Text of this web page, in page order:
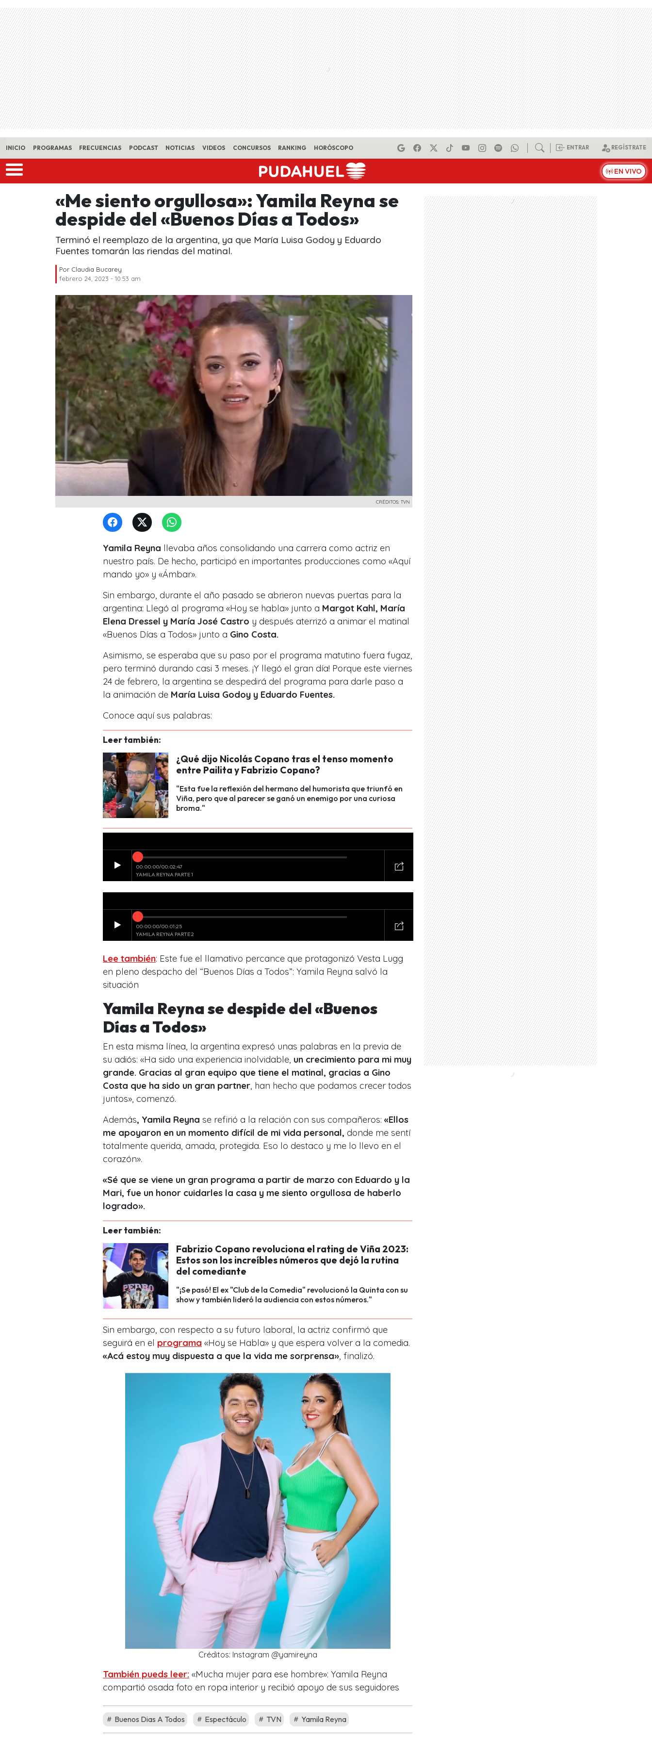
Skip to main content
INICIO PROGRAMAS FRECUENCIAS PODCAST NOTICIAS VIDEOS CONCURSOS RANKING HORÓSCOPO ENTRAR REGÍSTRATE
EN VIVO
«Me siento orgullosa»: Yamila Reyna se
despide del «Buenos Días a Todos»
Terminó el reemplazo de la argentina, ya que María Luisa Godoy y Eduardo
Fuentes tomarán las riendas del matinal.
Por Claudia Bucarey
febrero 24, 2023 - 10:53 am
CRÉDITOS: TVN
Yamila Reyna llevaba años consolidando una carrera como actriz en
nuestro país. De hecho, participó en importantes producciones como «Aquí
mando yo» y «Ámbar».
Sin embargo, durante el año pasado se abrieron nuevas puertas para la
argentina: Llegó al programa «Hoy se habla» junto a Margot Kahl, María
Elena Dressel y María José Castro y después aterrizó a animar el matinal
«Buenos Días a Todos» junto a Gino Costa.
Asimismo, se esperaba que su paso por el programa matutino fuera fugaz,
pero terminó durando casi 3 meses. ¡Y llegó el gran día! Porque este viernes
24 de febrero, la argentina se despedirá del programa para darle paso a
la animación de María Luisa Godoy y Eduardo Fuentes.
Conoce aquí sus palabras:
Leer también:
¿Qué dijo Nicolás Copano tras el tenso momento
entre Pailita y Fabrizio Copano?
"Esta fue la reflexión del hermano del humorista que triunfó en
Viña, pero que al parecer se ganó un enemigo por una curiosa
broma."
Lee también: Este fue el llamativo percance que protagonizó Vesta Lugg
en pleno despacho del “Buenos Días a Todos”: Yamila Reyna salvó la
situación
Yamila Reyna se despide del «Buenos
Días a Todos»
En esta misma línea, la argentina expresó unas palabras en la previa de
su adiós: «Ha sido una experiencia inolvidable, un crecimiento para mi muy
grande. Gracias al gran equipo que tiene el matinal, gracias a Gino
Costa que ha sido un gran partner , han hecho que podamos crecer todos
juntos», comenzó.
Además, Yamila Reyna se refirió a la relación con sus compañeros: «Ellos
me apoyaron en un momento difícil de mi vida personal, donde me sentí
totalmente querida, amada, protegida. Eso lo destaco y me lo llevo en el
corazón».
«Sé que se viene un gran programa a partir de marzo con Eduardo y la
Mari, fue un honor cuidarles la casa y me siento orgullosa de haberlo
logrado».
Leer también:
Fabrizio Copano revoluciona el rating de Viña 2023:
Estos son los increíbles números que dejó la rutina
del comediante
"¡Se pasó! El ex "Club de la Comedia" revolucionó la Quinta con su
show y también lideró la audiencia con estos números."
Sin embargo, con respecto a su futuro laboral, la actriz confirmó que
seguirá en el programa «Hoy se Habla» y que espera volver a la comedia.
«Acá estoy muy dispuesta a que la vida me sorprensa» , finalizó.
Créditos: Instagram @yamireyna
También pueds leer: «Mucha mujer para ese hombre»: Yamila Reyna
compartió osada foto en ropa interior y recibió apoyo de sus seguidores
Buenos Dias A Todos Espectáculo TVN Yamila Reyna